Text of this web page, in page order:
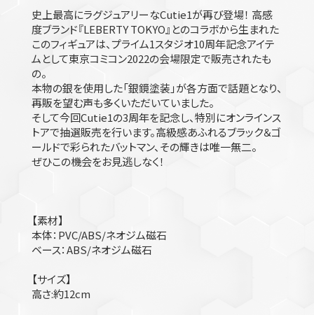
史上最高にラグジュアリーなCutie1が再び登場！ 高感
度ブランド『LEBERTY TOKYO』とのコラボから生まれた
このフィギュアは、プライム1スタジオ10周年記念アイテ
ムとして東京コミコン2022の会場限定で販売されたも
の。
本物の銀を使用した「銀鏡塗装」が各方面で話題となり、
再販を望む声も多くいただいていました。
そして今回Cutie1の3周年を記念し、特別にオンラインス
トアで抽選販売を行います。高級感あふれるブラック＆ゴ
ールドで彩られたバットマン、その輝きは唯一無二。
ぜひこの機会をお見逃しなく！
【素材】
本体：PVC/ABS/ネオジム磁石
ベース：ABS/ネオジム磁石
【サイズ】
高さ:約12cm